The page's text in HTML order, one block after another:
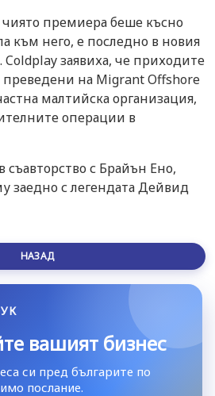
премиера беше късно
към него, е последно в новия
заявиха, че приходите
преведени на Migrant Offshore
малтийска организация,
операции в
съавторство с Брайън Ено,
заедно с легендата Дейвид
НАЗАД
вашият бизнес
си пред българите по
послание.